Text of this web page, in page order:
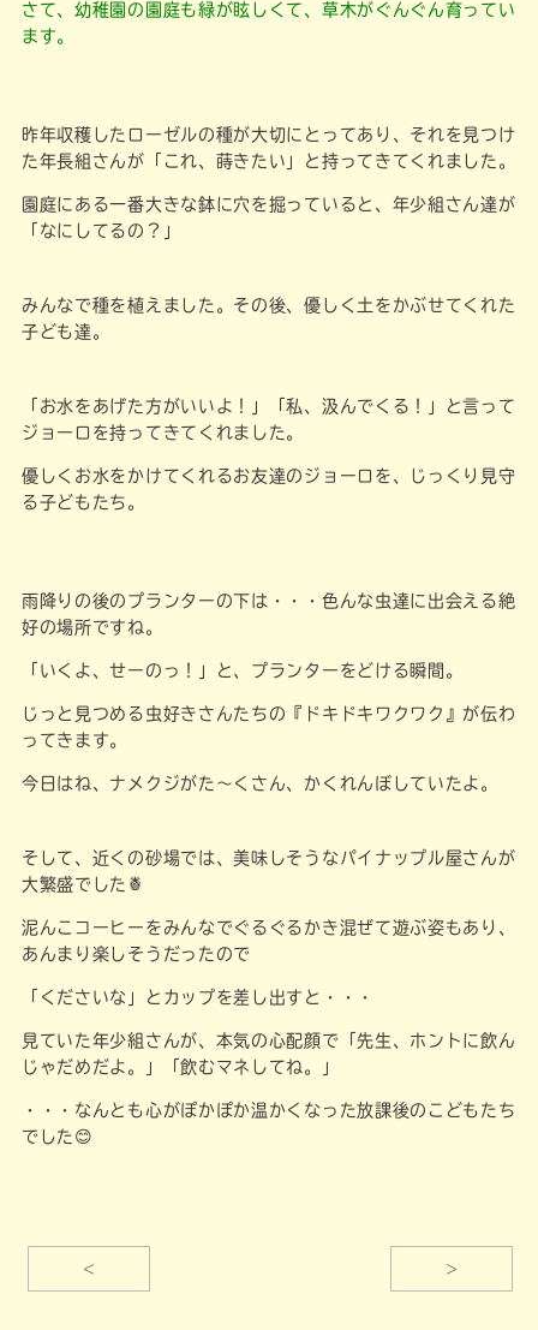
さて、幼稚園の園庭も緑が眩しくて、草木がぐんぐん育ってい
ます。
昨年収穫したローゼルの種が大切にとってあり、それを見つけ
た年長組さんが「これ、蒔きたい」と持ってきてくれました。
園庭にある一番大きな鉢に穴を掘っていると、年少組さん達が
「なにしてるの？」
みんなで種を植えました。その後、優しく土をかぶせてくれた
子ども達。
「お水をあげた方がいいよ！」「私、汲んでくる！」と言って
ジョーロを持ってきてくれました。
優しくお水をかけてくれるお友達のジョーロを、じっくり見守
る子どもたち。
雨降りの後のプランターの下は・・・色んな虫達に出会える絶
好の場所ですね。
「いくよ、せーのっ！」と、プランターをどける瞬間。
じっと見つめる虫好きさんたちの『ドキドキワクワク』が伝わ
ってきます。
今日はね、ナメクジがた～くさん、かくれんぼしていたよ。
そして、近くの砂場では、美味しそうなパイナップル屋さんが
大繁盛でした🍍
泥んこコーヒーをみんなでぐるぐるかき混ぜて遊ぶ姿もあり、
あんまり楽しそうだったので
「くださいな」とカップを差し出すと・・・
見ていた年少組さんが、本気の心配顔で「先生、ホントに飲ん
じゃだめだよ。」「飲むマネしてね。」
・・・なんとも心がぽかぽか温かくなった放課後のこどもたち
でした😊
< >